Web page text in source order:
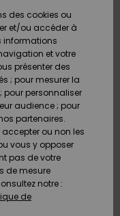
des cookies ou
et/ou accéder à
informations
et votre
présenter des
; pour mesurer la
pour personnaliser
audience ; pour
partenaires.
ou non les
vous y opposer
pas de votre
de mesure
notre :
de